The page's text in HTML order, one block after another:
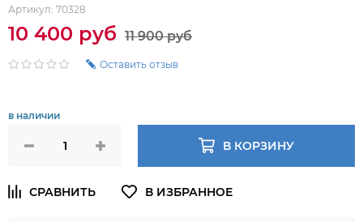
Артикул: 70328
10 400 руб 11 900 руб
Оставить отзыв
в наличии
В КОРЗИНУ